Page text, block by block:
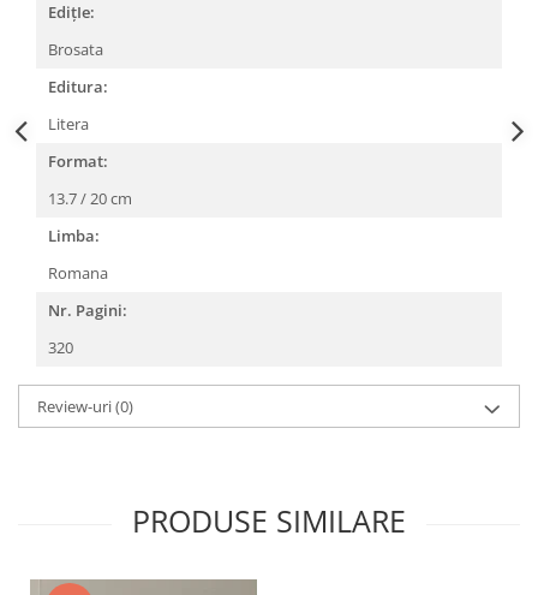
EdițIe:
Brosata
Editura:
Litera
Format:
13.7 / 20 cm
Limba:
Romana
Nr. Pagini:
320
Review-uri(0)
PRODUSE SIMILARE